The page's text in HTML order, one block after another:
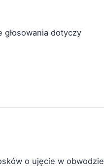
głosowania dotyczy
o ujęcie w obwodzie